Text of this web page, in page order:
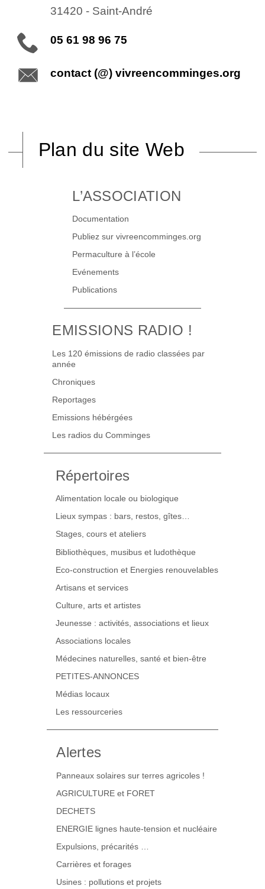
31420 - Saint-André
05 61 98 96 75
contact (@) vivreencomminges.org
Plan du site Web
L’ASSOCIATION
Documentation
Publiez sur vivreencomminges.org
Permaculture à l’école
Evénements
Publications
EMISSIONS RADIO !
Les 120 émissions de radio classées par
année
Chroniques
Reportages
Emissions hébérgées
Les radios du Comminges
Répertoires
Alimentation locale ou biologique
Lieux sympas : bars, restos, gîtes…
Stages, cours et ateliers
Bibliothèques, musibus et ludothèque
Eco-construction et Energies renouvelables
Artisans et services
Culture, arts et artistes
Jeunesse : activités, associations et lieux
Associations locales
Médecines naturelles, santé et bien-être
PETITES-ANNONCES
Médias locaux
Les ressourceries
Alertes
Panneaux solaires sur terres agricoles !
AGRICULTURE et FORET
DECHETS
ENERGIE lignes haute-tension et nucléaire
Expulsions, précarités …
Carrières et forages
Usines : pollutions et projets